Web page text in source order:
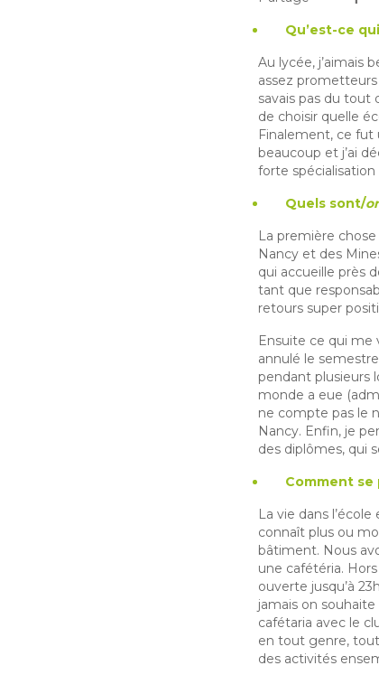
Qu’est-ce
Au lycée, j’aimais
assez
savais pas du tout
de choisir quelle
Finalement, ce fut
beaucoup et j’ai
forte
Quels sont/
La première chose
Nancy et des
qui accueille près
tant que
retours super
Ensuite ce qui me
annulé le
pendant plusieurs
monde a eue
ne compte pas le
Nancy. Enfin, je
des diplômes, qui
Comment se
La vie dans
connaît plus ou
bâtiment. Nous
une cafétéria.
ouverte jusqu’à
jamais on souhaite
cafétaria avec le
en tout genre,
des activités